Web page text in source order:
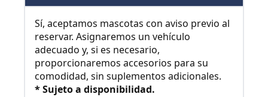
Sí, aceptamos mascotas con aviso previo al
reservar. Asignaremos un vehículo
adecuado y, si es necesario,
proporcionaremos accesorios para su
comodidad, sin suplementos adicionales.
* Sujeto a disponibilidad.